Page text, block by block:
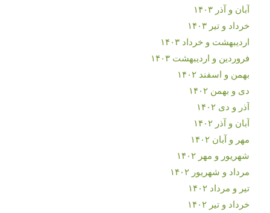
آبان و آذر ۱۴۰۳
خرداد و تیر ۱۴۰۳
اردیبهشت و خرداد ۱۴۰۳
فروردین و اردیبهشت ۱۴۰۳
بهمن و اسفند ۱۴۰۲
دی و بهمن ۱۴۰۲
آذر و دی ۱۴۰۲
آبان و آذر ۱۴۰۲
مهر و آبان ۱۴۰۲
شهریور و مهر ۱۴۰۲
مرداد و شهریور ۱۴۰۲
تیر و مرداد ۱۴۰۲
خرداد و تیر ۱۴۰۲